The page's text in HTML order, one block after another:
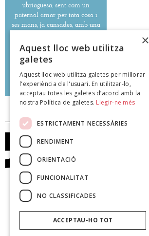
ubriaguesa, sent com un
paternal amor per tota cosa i
ses mans, ja cansades, amb una
un cos i collir una rosa.''
Vicenç Solé de Sojo
poeteca.cat
×
Aquest lloc web utilitza
galetes
Aquest lloc web utilitza galetes per millorar
l'experiència de l'usuari. En utilitzar-lo,
acceptau totes les galetes d’acord amb la
nostra Política de galetes. Llegir-ne més
ESTRICTAMENT NECESSÀRIES
RENDIMENT
ORIENTACIÓ
FUNCIONALITAT
NO CLASSIFICADES
ACCEPTAU-HO TOT